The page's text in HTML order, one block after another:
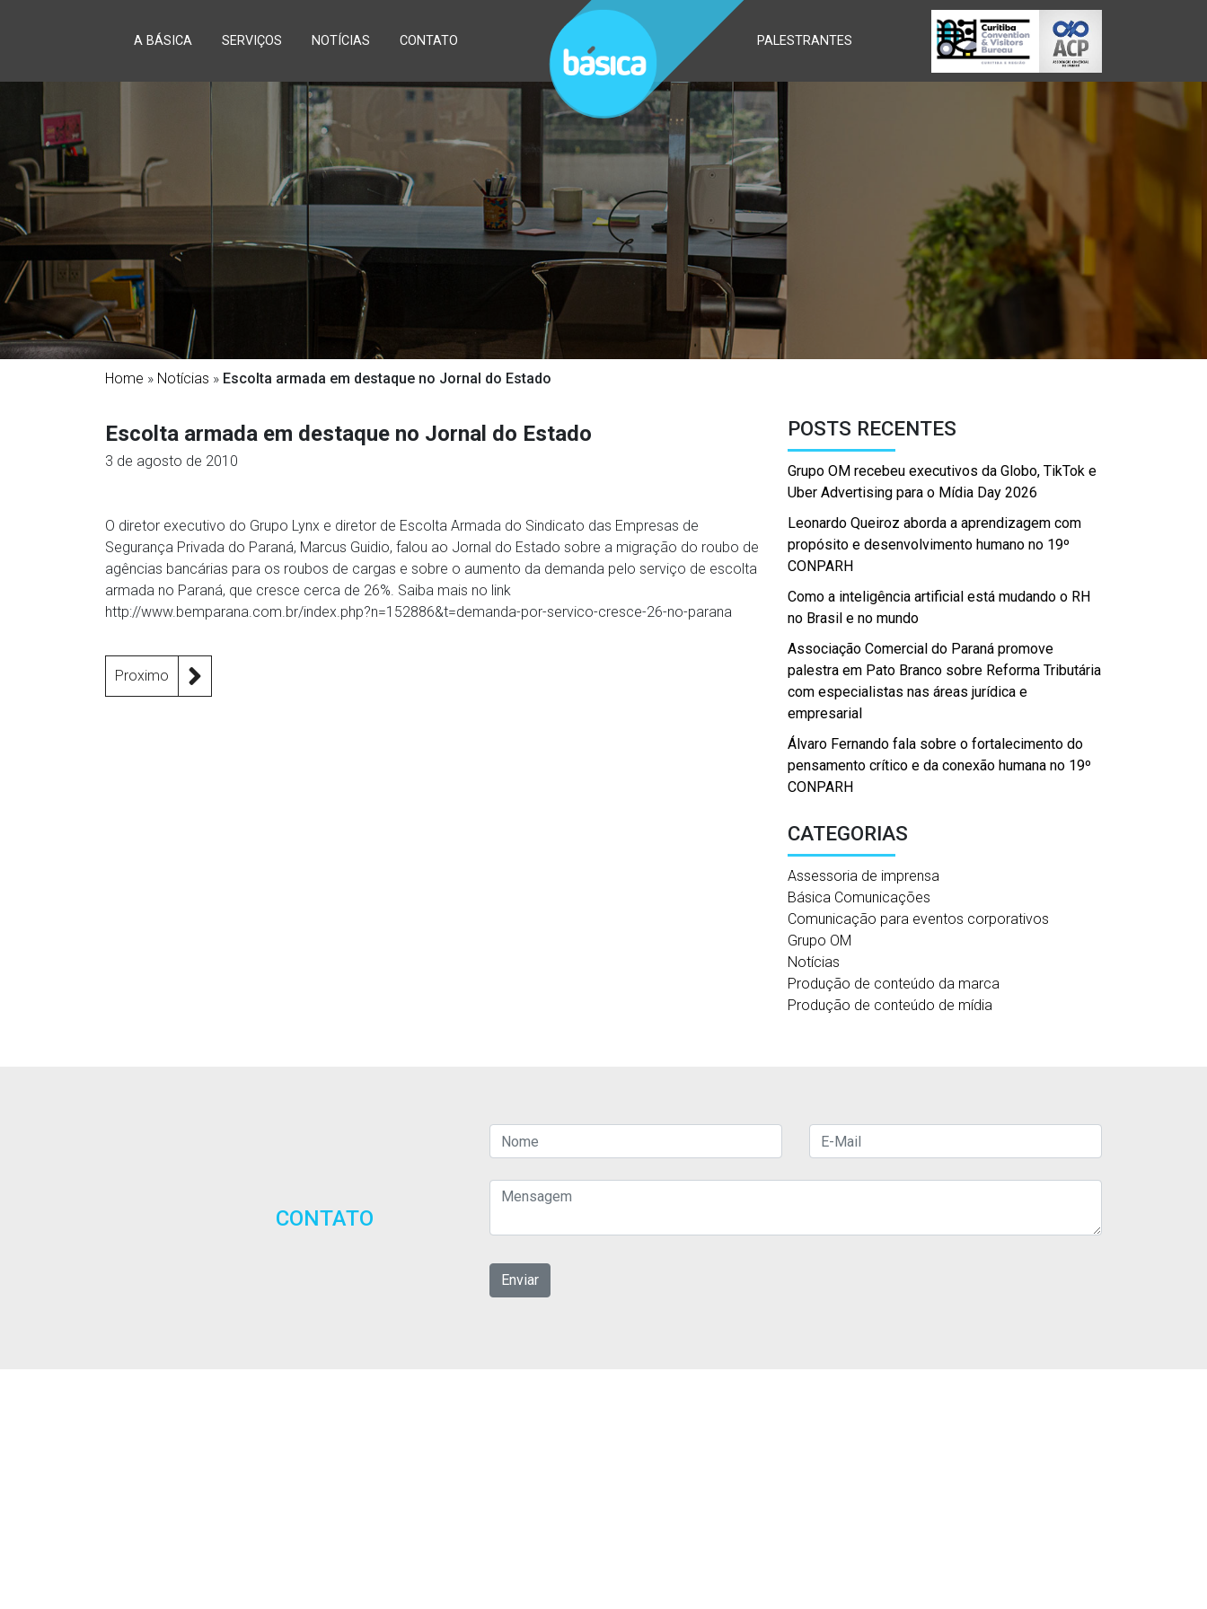
A BÁSICA SERVIÇOS NOTÍCIAS CONTATO PALESTRANTES
Home » Notícias » Escolta armada em destaque no Jornal do Estado
Escolta armada em destaque no Jornal do Estado
3 de agosto de 2010
O diretor executivo do Grupo Lynx e diretor de Escolta Armada do Sindicato das Empresas de
Segurança Privada do Paraná, Marcus Guidio, falou ao Jornal do Estado sobre a migração do roubo de
agências bancárias para os roubos de cargas e sobre o aumento da demanda pelo serviço de escolta
armada no Paraná, que cresce cerca de 26%. Saiba mais no link
http://www.bemparana.com.br/index.php?n=152886&t=demanda-por-servico-cresce-26-no-parana
Proximo
POSTS RECENTES
Grupo OM recebeu executivos da Globo, TikTok e
Uber Advertising para o Mídia Day 2026
Leonardo Queiroz aborda a aprendizagem com
propósito e desenvolvimento humano no 19º
CONPARH
Como a inteligência artificial está mudando o RH
no Brasil e no mundo
Associação Comercial do Paraná promove
palestra em Pato Branco sobre Reforma Tributária
com especialistas nas áreas jurídica e
empresarial
Álvaro Fernando fala sobre o fortalecimento do
pensamento crítico e da conexão humana no 19º
CONPARH
CATEGORIAS
Assessoria de imprensa
Básica Comunicações
Comunicação para eventos corporativos
Grupo OM
Notícias
Produção de conteúdo da marca
Produção de conteúdo de mídia
CONTATO